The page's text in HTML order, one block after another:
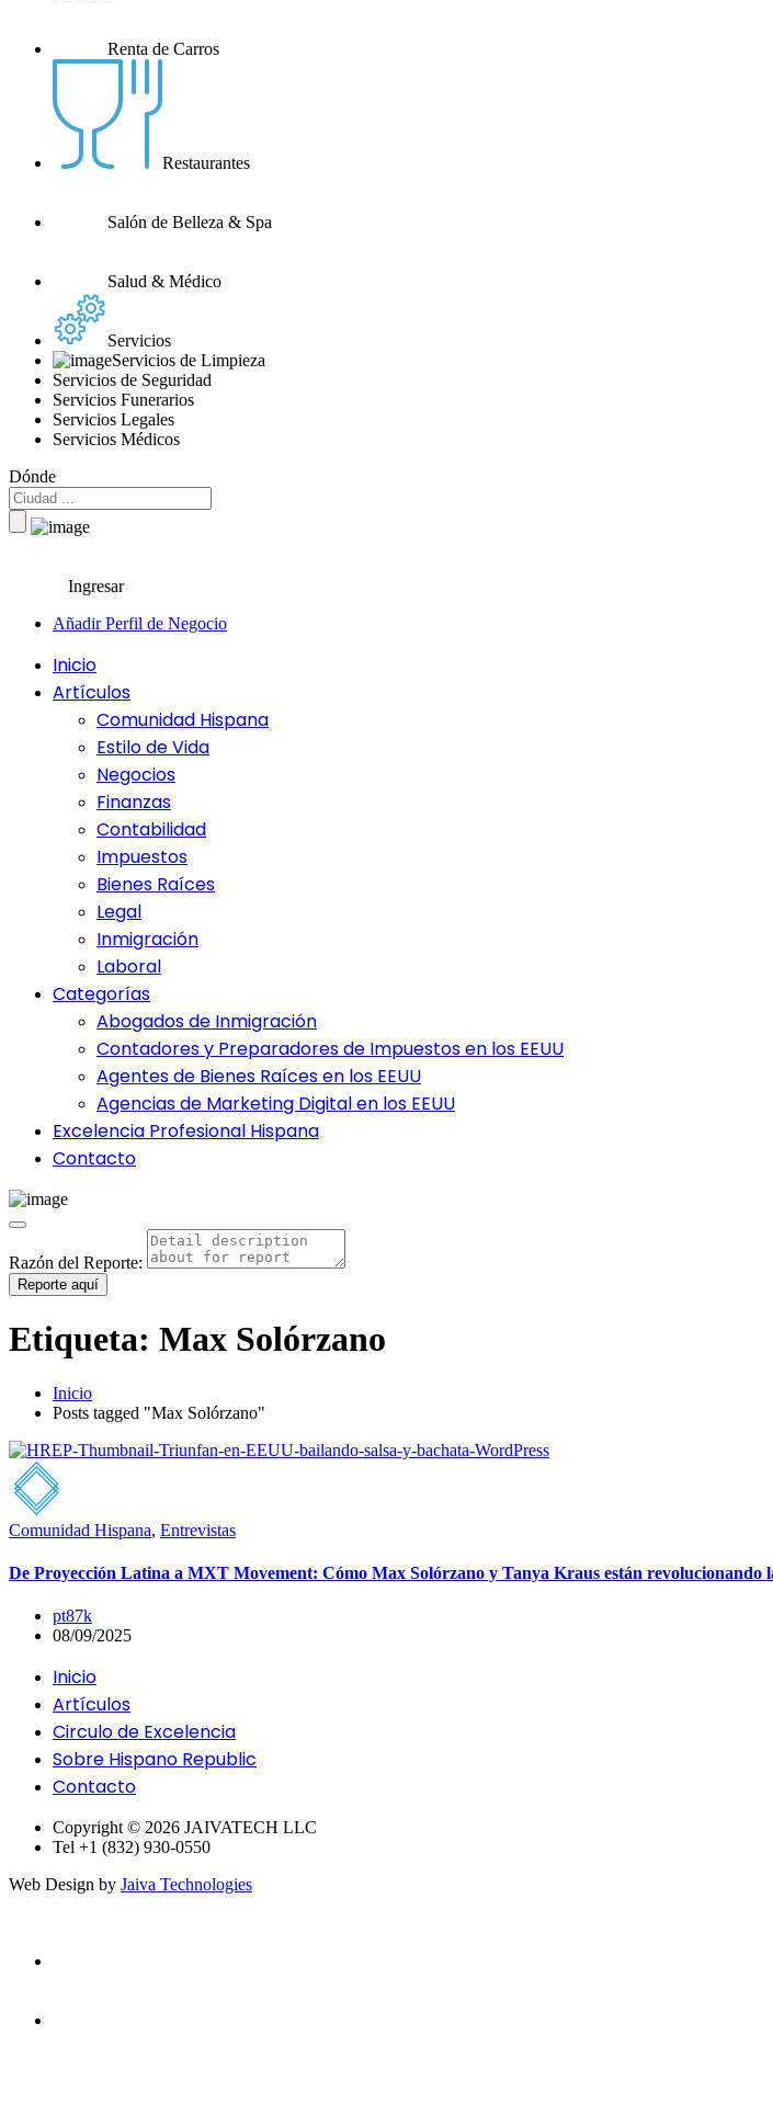
Renta de Carros
Restaurantes
Salón de Belleza & Spa
Salud & Médico
Servicios
Servicios de Limpieza
Servicios de Seguridad
Servicios Funerarios
Servicios Legales
Servicios Médicos
Dónde
Ingresar
Añadir Perfil de Negocio
Inicio
Artículos
Comunidad Hispana
Estilo de Vida
Negocios
Finanzas
Contabilidad
Impuestos
Bienes Raíces
Legal
Inmigración
Laboral
Categorías
Abogados de Inmigración
Contadores y Preparadores de Impuestos en los EEUU
Agentes de Bienes Raíces en los EEUU
Agencias de Marketing Digital en los EEUU
Excelencia Profesional Hispana
Contacto
Razón del Reporte:
Reporte aquí
Etiqueta: Max Solórzano
Inicio
Posts tagged "Max Solórzano"
Comunidad Hispana, Entrevistas
De Proyección Latina a MXT Movement: Cómo Max Solórzano y Tanya Kraus están revolucionando
pt87k
08/09/2025
Inicio
Artículos
Circulo de Excelencia
Sobre Hispano Republic
Contacto
Copyright © 2026 JAIVATECH LLC
Tel +1 (832) 930-0550
Web Design by Jaiva Technologies